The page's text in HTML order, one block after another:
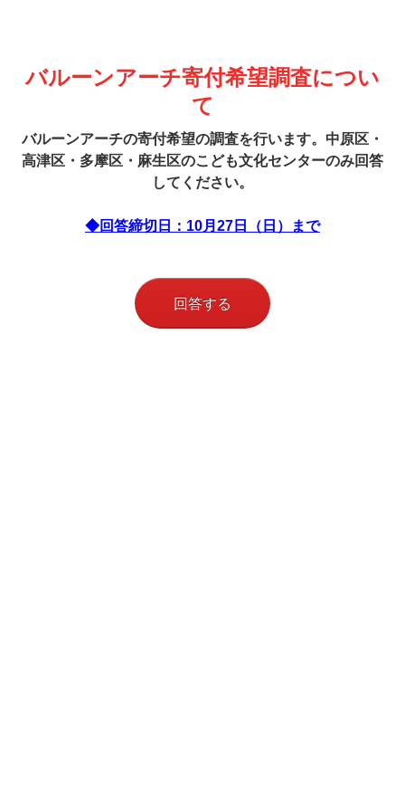
バルーンアーチ寄付希望調査につい
て
バルーンアーチの寄付希望の調査を行います。中原区・
高津区・多摩区・麻生区のこども文化センターのみ回答
してください。
◆回答締切日：10月27日（日）まで
回答する